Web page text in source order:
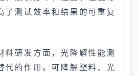
了测试效率和结果的可重复
料研发方面，光降解性能测
代的作用。可降解塑料、光